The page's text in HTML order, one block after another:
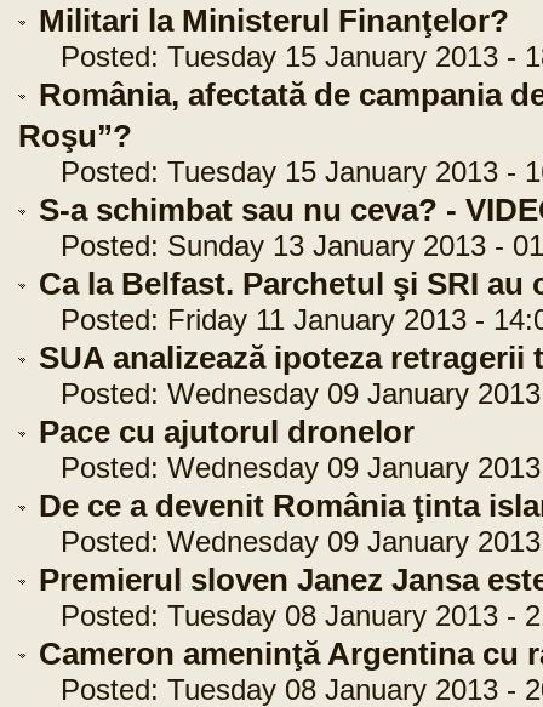
Militari la Ministerul Finanţelor?
Posted: Tuesday 15 January 2013 -
România, afectată de campania
Roşu”?
Posted: Tuesday 15 January 2013 -
S-a schimbat sau nu ceva? -
Posted: Sunday 13 January 2013 -
Ca la Belfast. Parchetul şi SRI
Posted: Friday 11 January 2013 -
SUA analizează ipoteza
Posted: Wednesday 09 January
Pace cu ajutorul dronelor
Posted: Wednesday 09 January
De ce a devenit România ţinta
Posted: Wednesday 09 January
Premierul sloven Janez Jansa
Posted: Tuesday 08 January 2013 -
Cameron ameninţă Argentina cu
Posted: Tuesday 08 January 2013 -